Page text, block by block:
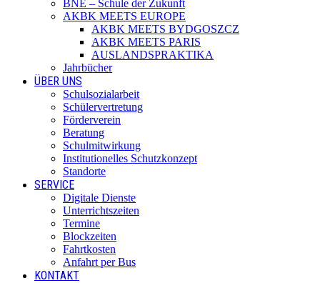
BNE – Schule der Zukunft
AKBK MEETS EUROPE
AKBK MEETS BYDGOSZCZ
AKBK MEETS PARIS
AUSLANDSPRAKTIKA
Jahrbücher
ÜBER UNS
Schulsozialarbeit
Schülervertretung
Förderverein
Beratung
Schulmitwirkung
Institutionelles Schutzkonzept
Standorte
SERVICE
Digitale Dienste
Unterrichtszeiten
Termine
Blockzeiten
Fahrtkosten
Anfahrt per Bus
KONTAKT